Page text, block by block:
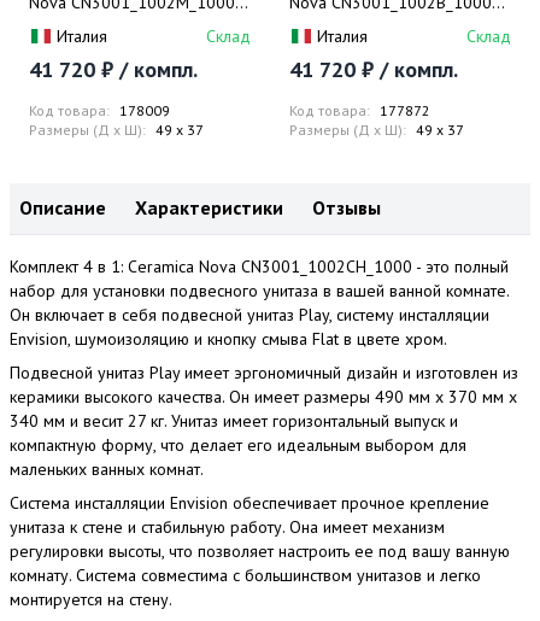
Унитаз подвесной Play +
Система инсталляции Envision
+ Шумоизоляция + Кнопка
Италия Склад
41 720 ₽ / компл.
Код товара: 178009
Размеры (Д x Ш): 49 x 37
Унитаз подвесной Play +
Система инсталляции Envision
+ Шумоизоляция + Кнопка
Италия Склад
41 720 ₽ / компл.
Код товара: 177872
Размеры (Д x Ш): 49 x 37
Описание Характеристики Отзывы
Комплект 4 в 1: Ceramica Nova CN3001_1002CH_1000 - это полный
набор для установки подвесного унитаза в вашей ванной комнате.
Он включает в себя подвесной унитаз Play, систему инсталляции
Envision, шумоизоляцию и кнопку смыва Flat в цвете хром.
Подвесной унитаз Play имеет эргономичный дизайн и изготовлен из
керамики высокого качества. Он имеет размеры 490 мм x 370 мм x
340 мм и весит 27 кг. Унитаз имеет горизонтальный выпуск и
компактную форму, что делает его идеальным выбором для
маленьких ванных комнат.
Система инсталляции Envision обеспечивает прочное крепление
унитаза к стене и стабильную работу. Она имеет механизм
регулировки высоты, что позволяет настроить ее под вашу ванную
комнату. Система совместима с большинством унитазов и легко
монтируется на стену.